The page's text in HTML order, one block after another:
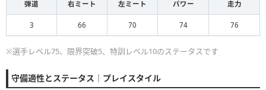
弾道 右ミート 左ミート パワー 走力
3 66 70 74 76
※選手レベル75、限界突破5、特訓レベル10のステータスです
守備適性とステータス｜プレイスタイル